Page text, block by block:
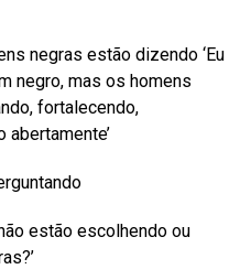
negras estão dizendo ‘Eu
negro, mas os homens
fortalecendo,
estão escolhendo ou